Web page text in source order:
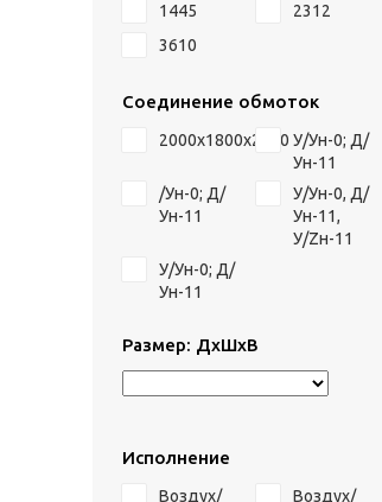
1445
2312
3610
Соединение обмоток
2000х1800х2400 У/Ун-0; Д/
Ун-11
/Ун-0; Д/
Ун-11
У/Ун-0, Д/
Ун-11,
У/Zн-11
У/Ун-0; Д/
Ун-11
Размер: ДхШхВ
Исполнение
Воздух/
Воздух/